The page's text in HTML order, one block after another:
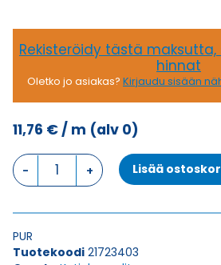
Rekisteröidy tästä
hinnat
Oletko jo asiakas? Kirjaudu sisään
11,76 €/ m (alv 0)
Ketjukaapeli
ROBOSCHLEPP-
3G2,5
Lisää
PUR
Tuotekoodi 21723403